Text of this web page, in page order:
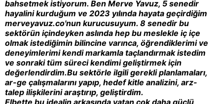
bahsetmek istiyorum. Ben Merve Yavuz, 5 senedir
hayalini kurduğum ve 2023 yılında hayata geçirdiğim
merveyavuz.co'nun kurucusuyum. 8 senedir bu
sektörün içindeyken aslında hep bu meslekle iç içe
olmak istediğimin bilincine varınca, öğrendiklerimi ve
deneyimlerimi kendi markamla taçlandırmak istedim
ve sonraki tüm süreci kendimi geliştirmek için
değerlendirdim.Bu sektörle ilgili gerekli planlamaları,
ar-ge çalışmalarını yapıp, hedef kitle analizini, arz-
talep ilişkilerini araştırıp, geliştirdim.
Elbette bu idealin arkasında yatan çok daha güçlü